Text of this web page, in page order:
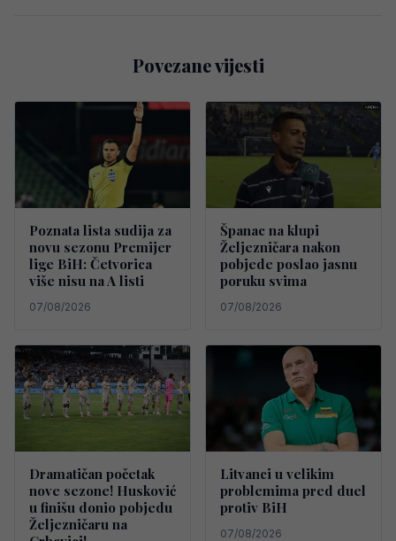
Povezane vijesti
Poznata lista sudija za
novu sezonu Premijer
lige BiH: Četvorica
više nisu na A listi
07/08/2026
Španac na klupi
Željezničara nakon
pobjede poslao jasnu
poruku svima
07/08/2026
Dramatičan početak
nove sezone! Husković
u finišu donio pobjedu
Željezničaru na
Litvanci u velikim
problemima pred duel
protiv BiH
07/08/2026